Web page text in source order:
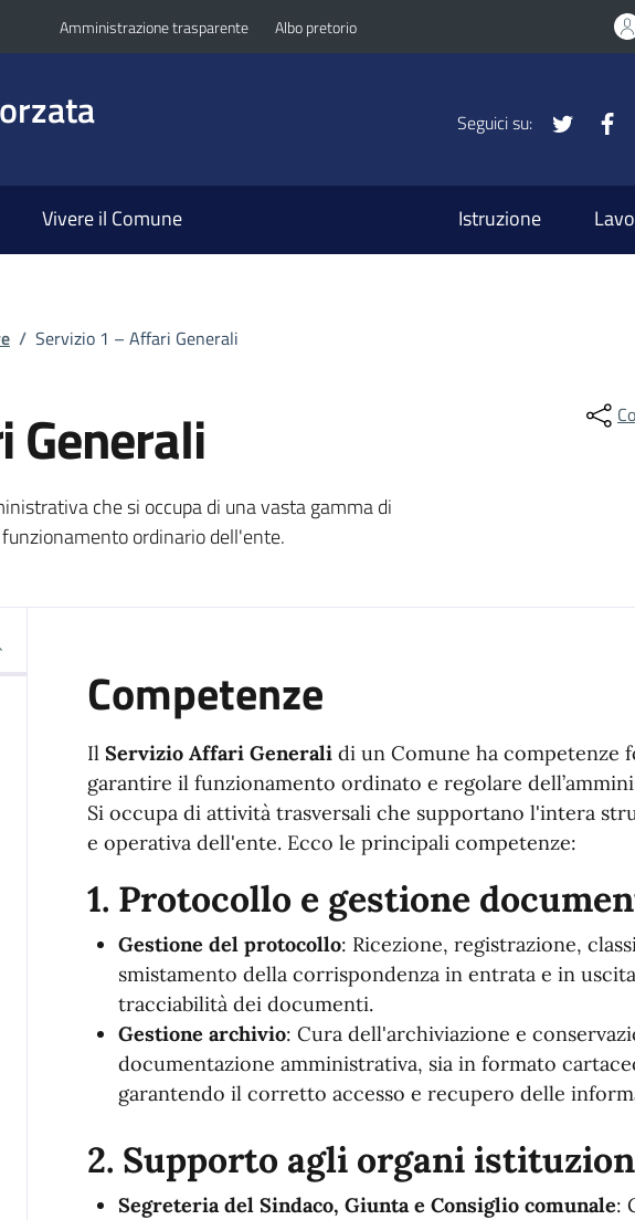
Amministrazione trasparente Albo pretorio
Seguici su:
Vivere il Comune Istruzione
/ Servizio 1 – Affari Generali
Generali
che si occupa di una vasta gamma di
ordinario dell'ente.
Competenze
Il Servizio Affari Generalidi un Comune ha competenze
garantire il funzionamento ordinato e regolare
Si occupa di attività trasversali che supportano l'intera
e operativa dell'ente. Ecco le principali competenze:
1. Protocollo e gestione
Gestione del protocollo: Ricezione, registrazione,
smistamento della corrispondenza in entrata e in
tracciabilità dei documenti.
Gestione archivio: Cura dell'archiviazione e
documentazione amministrativa, sia in formato
garantendo il corretto accesso e recupero delle
2. Supporto agli organi
Segreteria del Sindaco, Giunta e Consiglio comunale: